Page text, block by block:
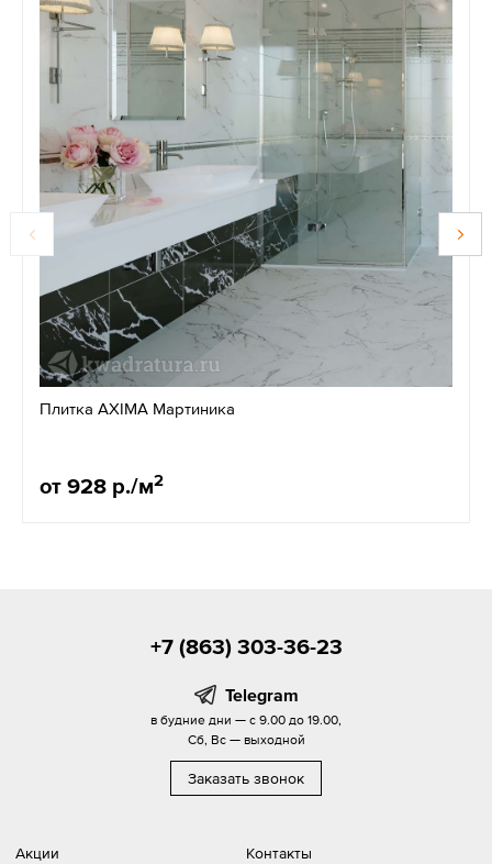
Плитка AXIMA Мартиника
от 928 р./м2
Акции Контакты
+7 (863) 303-36-23
Telegram
в будние дни — с 9.00 до 19.00,
Сб, Вс — выходной
Заказать звонок